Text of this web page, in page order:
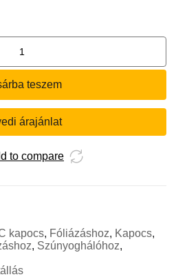
teszem
árajánlat
to compare
kapocs, Fóliázáshoz, Kapocs,
, Szúnyoghálóhoz,